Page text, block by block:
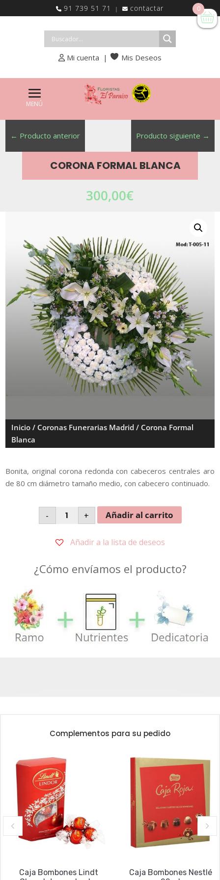
91 739 51 71 | contactar
Mi cuenta | Mis Deseos
← Producto anterior Producto siguiente →
CORONA FORMAL BLANCA
300,00€
Inicio / Coronas Funerarias Madrid / Corona Formal
Blanca
Bonita, original corona redonda con cabeceros centrales aro
de 80 cm diámetro tamaño medio, con cabecero continuado.
-
Corona
Formal
Blanca
+ Añadir al carrito
Añadir a la lista de deseos
¿Cómo envíamos el producto?
Complementos para su pedido
Caja Bombones Lindt
Caja Bombones Nestlé
0